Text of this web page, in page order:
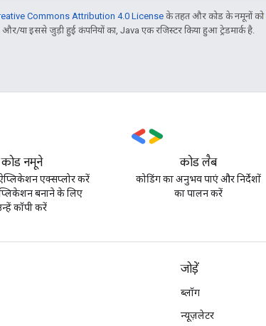
Commons Attribution 4.0 License के तहत और कोड के नमूनों को
या इससे जुड़ी हुई कंपनियों का, Java एक रजिस्टर किया हुआ ट्रेडमार्क है.
कोड नमूने
एक्सप्लोर करें
बनाने के लिए
कॉपी करें
कोड लैब
कोडिंग का अनुभव पाएं और निर्देशों
का पालन करें
जोड़ें
ब्लॉग
न्यूज़लेटर